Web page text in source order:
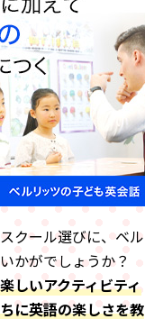
クール選びに、ベル
かがでしょうか？
楽しいアクティビティ
に英語の楽しさを教